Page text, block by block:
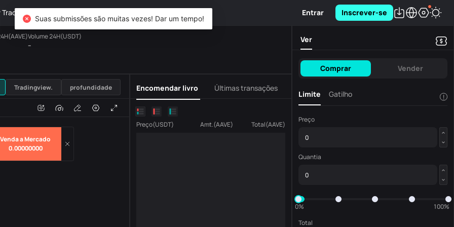
TradFi Entrar Inscrever-se
Venda a Mercado
0.00000000
Volume 24H(USDT)
--
USDT
Volume
Tradingview. profundidade Encomendar livro Últimas transações
Preço(USDT) Amt.(AAVE) Total(AAVE)
Ver
Comprar Vender
Limite Gatilho !
Preço
Quantia
0%
100%
Total
Suas submissões são muitas vezes! Dar um tempo!